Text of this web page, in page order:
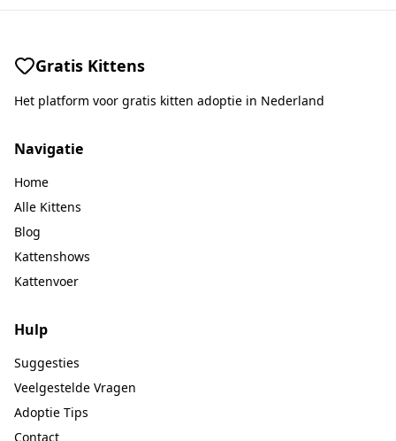
Gratis Kittens
Het platform voor gratis kitten adoptie in Nederland
Navigatie
Home
Alle Kittens
Blog
Kattenshows
Kattenvoer
Hulp
Suggesties
Veelgestelde Vragen
Adoptie Tips
Contact